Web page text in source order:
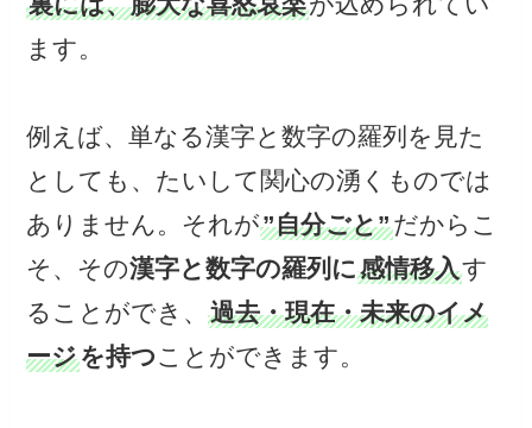
ます。
例えば、単なる漢字と数字の羅列を見た
としても、たいして関心の湧くものでは
ありません。それが”自分ごと”だからこ
そ、その漢字と数字の羅列に感情移入す
ることができ、過去・現在・未来のイメ
ージを持つことができます。